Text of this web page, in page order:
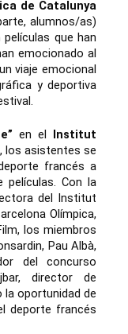
de Catalunya
alumnos/as)
que han
emocionado al
viaje emocional
y deportiva
en el
Institut
los asistentes se
francés a
películas. Con la
del Institut
Olímpica,
los miembros
Pau Albà,
del concurso
director de
la oportunidad de
deporte francés